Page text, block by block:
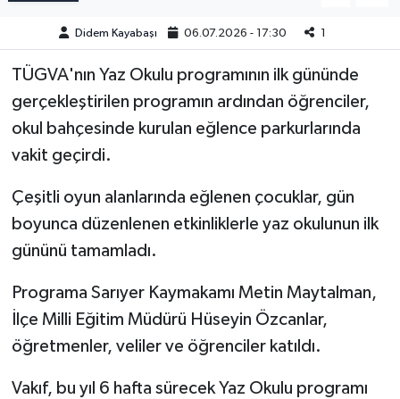
Didem Kayabaşı 06.07.2026 - 17:30 1
TÜGVA'nın Yaz Okulu programının ilk gününde
gerçekleştirilen programın ardından öğrenciler,
okul bahçesinde kurulan eğlence parkurlarında
vakit geçirdi.
Çeşitli oyun alanlarında eğlenen çocuklar, gün
boyunca düzenlenen etkinliklerle yaz okulunun ilk
gününü tamamladı.
Programa Sarıyer Kaymakamı Metin Maytalman,
İlçe Milli Eğitim Müdürü Hüseyin Özcanlar,
öğretmenler, veliler ve öğrenciler katıldı.
Vakıf, bu yıl 6 hafta sürecek Yaz Okulu programı